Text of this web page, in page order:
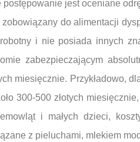
postępowanie jest oceniane
do alimentacji
i nie posiada innych
zabezpieczającym
miesięcznie. Przykładowo,
300-500 złotych
i małych dzieci,
z pieluchami, mlekiem